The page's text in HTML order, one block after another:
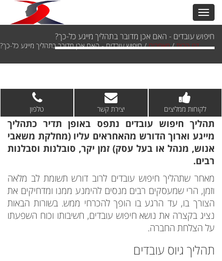
חיפוש עובדים - האם אכן מדובר בתהליך מייגע כל-כך?
דף הבית / מאמרים /חיפוש עובדים - האם אכן מדובר בתהליך מייגע כל-כך?
לקוחות ממליצים יצירת קשר טלפון
תהליך חיפוש עובדים נתפס באופן תדיר כתהליך
מייגע וארוך הדורש מהאחראים עליו (מחלקת משאבי
אנוש, מנהל או בעל עסק) זמן יקר, סובלנות וסבלנות
רבים.
מאחר שתהליך חיפוש עובדים לרוב דורש תשומת לב מלאה
וזמן, הרי שמעסקים רבים מנסים להימנע ממנו ומדחיקים את
הצורך בו, עד הרגע בו הופך להכרחי ממש. בשורות הבאות
נציג בקצרה את נושא חיפוש עובדים, חשיבותו וכוח השפעתו
על הצלחת החברה.
תהליך גיוס עובדים